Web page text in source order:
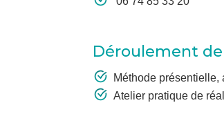
Déroulement
Méthode présentielle,
Atelier pratique de